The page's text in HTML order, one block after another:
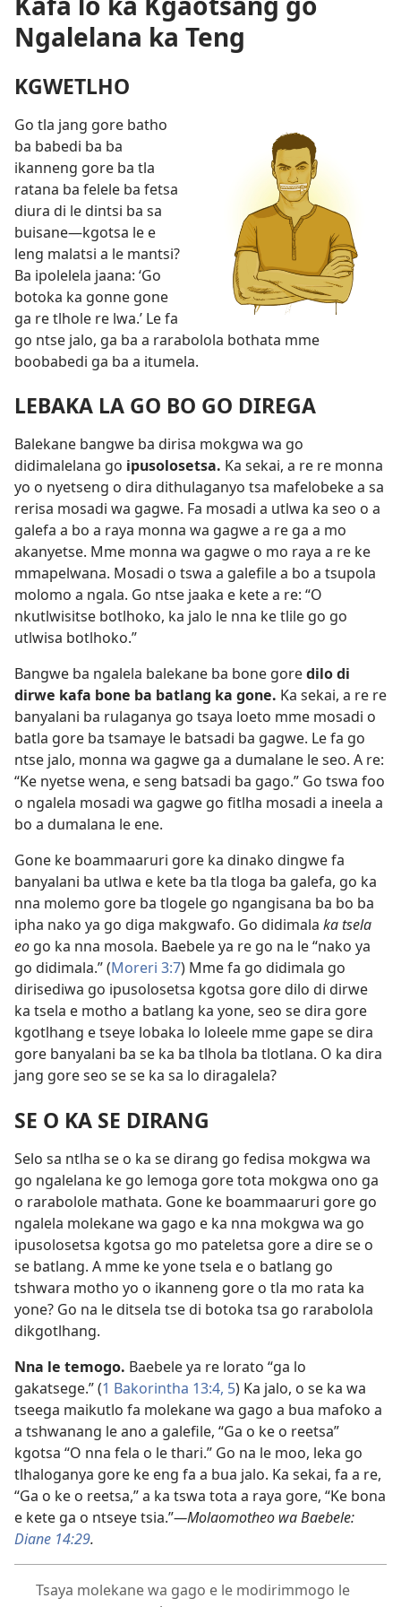
Ngalelana ka Teng
KGWETLHO
Go tla jang gore batho
ba babedi ba ba
ikanneng gore ba tla
ratana ba felele ba fetsa
diura di le dintsi ba sa
buisane—kgotsa le e
leng malatsi a le mantsi?
Ba ipolelela jaana: ‘Go
botoka ka gonne gone
ga re tlhole re lwa.’ Le fa
go ntse jalo, ga ba a rarabolola bothata mme
boobabedi ga ba a itumela.
LEBAKA LA GO BO GO DIREGA
Balekane bangwe ba dirisa mokgwa wa go
didimalelana go ipusolosetsa. Ka sekai, a re re monna
yo o nyetseng o dira dithulaganyo tsa mafelobeke a sa
rerisa mosadi wa gagwe. Fa mosadi a utlwa ka seo o a
galefa a bo a raya monna wa gagwe a re ga a mo
akanyetse. Mme monna wa gagwe o mo raya a re ke
mmapelwana. Mosadi o tswa a galefile a bo a tsupola
molomo a ngala. Go ntse jaaka e kete a re: “O
nkutlwisitse botlhoko, ka jalo le nna ke tlile go go
utlwisa botlhoko.”
Bangwe ba ngalela balekane ba bone goredilo di
dirwe kafa bone ba batlang ka gone. Ka sekai, a re re
banyalani ba rulaganya go tsaya loeto mme mosadi o
batla gore ba tsamaye le batsadi ba gagwe. Le fa go
ntse jalo, monna wa gagwe ga a dumalane le seo. A re:
“Ke nyetse wena, e seng batsadi ba gago.” Go tswa foo
o ngalela mosadi wa gagwe go fitlha mosadi a ineela a
bo a dumalana le ene.
Gone ke boammaaruri gore ka dinako dingwe fa
banyalani ba utlwa e kete ba tla tloga ba galefa, go ka
nna molemo gore ba tlogele go ngangisana ba bo ba
ipha nako ya go diga makgwafo. Go didimala ka tsela
eo go ka nna mosola. Baebele ya re go na le “nako ya
go didimala.” (Moreri 3:7) Mme fa go didimala go
dirisediwa go ipusolosetsa kgotsa gore dilo di dirwe
ka tsela e motho a batlang ka yone, seo se dira gore
kgotlhang e tseye lobaka lo loleele mme gape se dira
gore banyalani ba se ka ba tlhola ba tlotlana. O ka dira
jang gore seo se se ka sa lo diragalela?
SE O KA SE DIRANG
Selo sa ntlha se o ka se dirang go fedisa mokgwa wa
go ngalelana ke go lemoga gore tota mokgwa ono ga
o rarabolole mathata. Gone ke boammaaruri gore go
ngalela molekane wa gago e ka nna mokgwa wa go
ipusolosetsa kgotsa go mo pateletsa gore a dire se o
se batlang. A mme ke yone tsela e o batlang go
tshwara motho yo o ikanneng gore o tla mo rata ka
yone? Go na le ditsela tse di botoka tsa go rarabolola
dikgotlhang.
Nna le temogo. Baebele ya re lorato “ga lo
gakatsege.” (1 Bakorintha 13:4, 5) Ka jalo, o se ka wa
tseega maikutlo fa molekane wa gago a bua mafoko a
a tshwanang le ano a galefile, “Ga o ke o reetsa”
kgotsa “O nna fela o le thari.” Go na le moo, leka go
tlhaloganya gore ke eng fa a bua jalo. Ka sekai, fa a re,
“Ga o ke o reetsa,” a ka tswa tota a raya gore, “Ke bona
e kete ga o ntseye tsia.”—Molaomotheo wa Baebele:
Diane 14:29.
Tsaya molekane wa gago e le modirimmogo le